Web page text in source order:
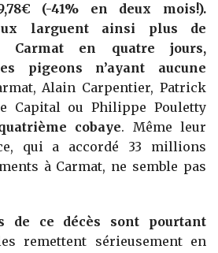
(-41% en deux mois!).
larguent ainsi plus de
Carmat en quatre jours,
pigeons n’ayant aucune
Alain Carpentier, Patrick
Capital ou Philippe Pouletty
cobaye. Même leur
qui a accordé 33 millions
à Carmat, ne semble pas
de ce décès sont pourtant
remettent sérieusement en